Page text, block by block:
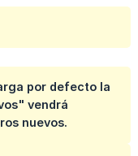
por defecto la
vendrá
nuevos.